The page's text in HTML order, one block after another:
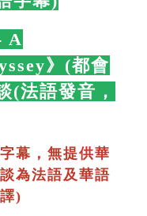
A
》(都會
(法語發音，
幕，無提供華
為法語及華語
)